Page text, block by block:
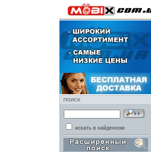
ПОИСК
искать в найденном